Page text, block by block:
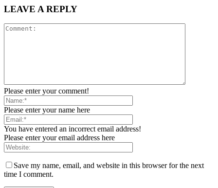
LEAVE A REPLY
Please enter your comment!
Please enter your name here
You have entered an incorrect email address!
Please enter your email address here
Save my name, email, and website in this browser for the next
time I comment.